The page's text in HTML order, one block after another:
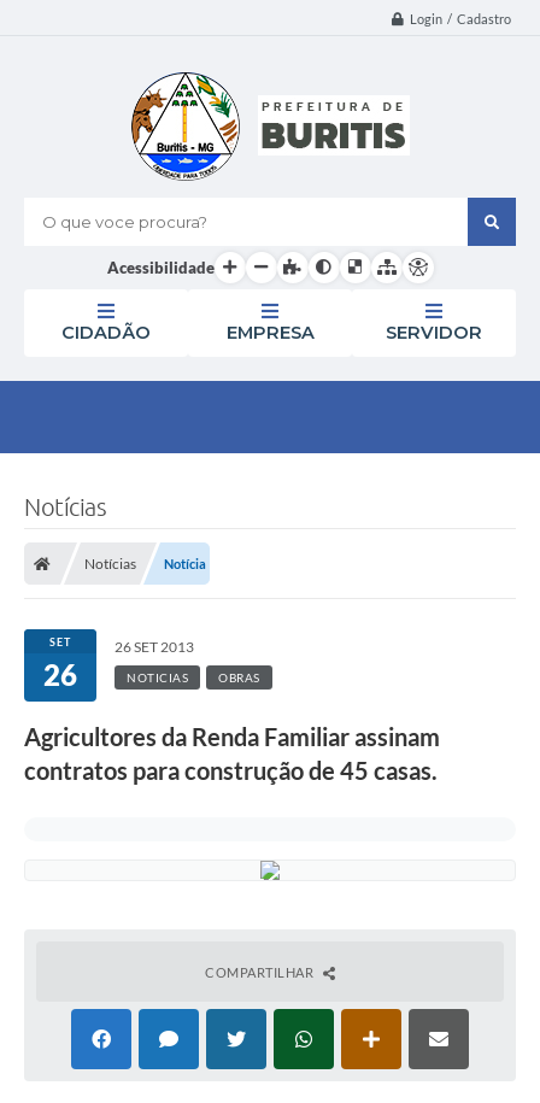
Login / Cadastro
O que voce procura?
Acessibilidade
CIDADÃO EMPRESA SERVIDOR
Notícias
Notícias Notícia
SET
26
26 SET 2013
NOTICIAS OBRAS
Agricultores da Renda Familiar assinam
contratos para construção de 45 casas.
COMPARTILHAR